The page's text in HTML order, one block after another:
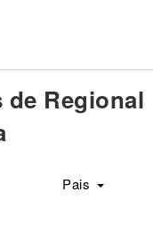
Regional
Pais